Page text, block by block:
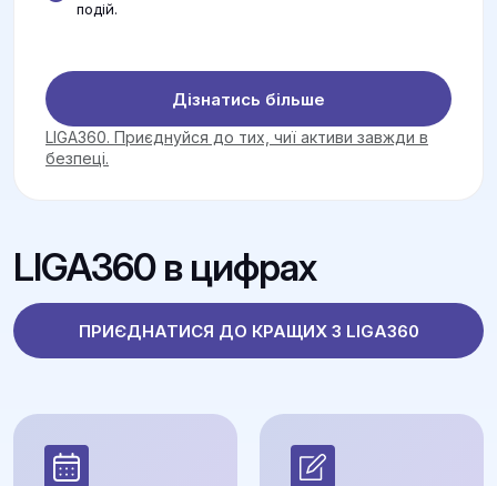
подій.
Дізнатись більше
LIGA360. Приєднуйся до тих, чиї активи завжди в
безпеці.
LIGA360 в цифрах
ПРИЄДНАТИСЯ ДО КРАЩИХ З LIGA360